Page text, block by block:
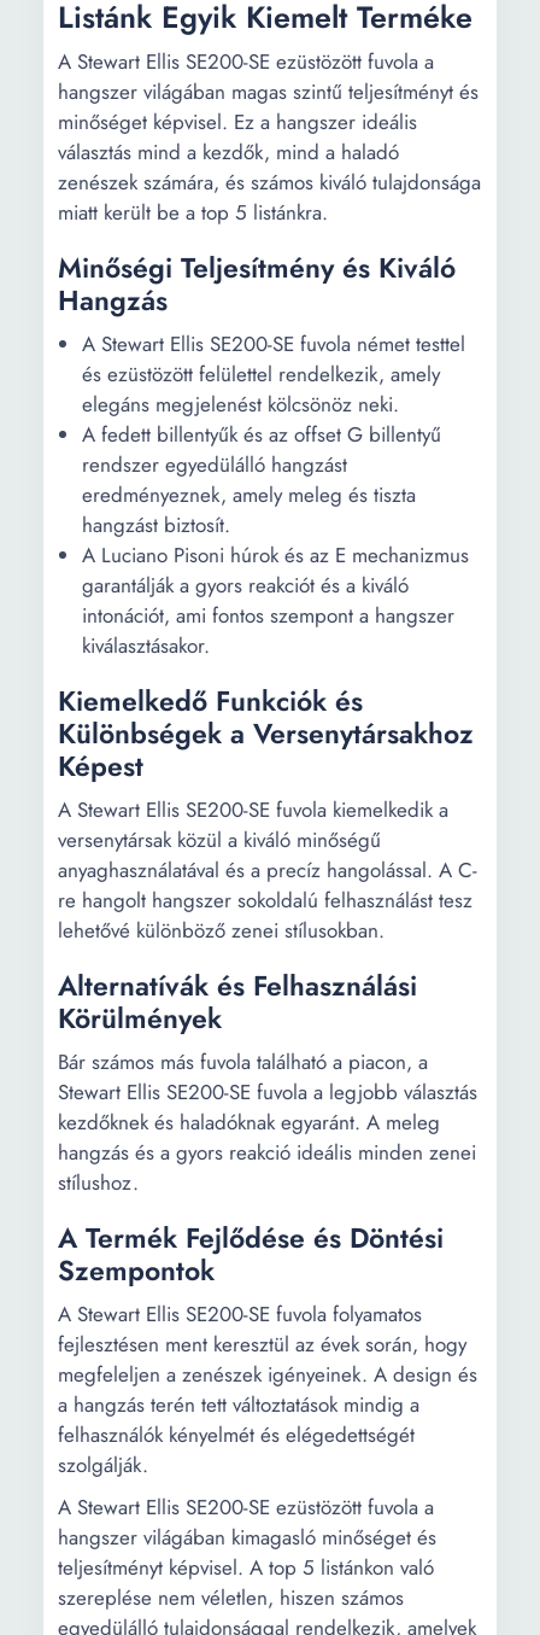
Listánk Egyik Kiemelt Terméke
A Stewart Ellis SE200-SE ezüstözött fuvola a
hangszer világában magas szintű teljesítményt és
minőséget képvisel. Ez a hangszer ideális
választás mind a kezdők, mind a haladó
zenészek számára, és számos kiváló tulajdonsága
miatt került be a top 5 listánkra.
Minőségi Teljesítmény és Kiváló
Hangzás
A Stewart Ellis SE200-SE fuvola német testtel
és ezüstözött felülettel rendelkezik, amely
elegáns megjelenést kölcsönöz neki.
A fedett billentyűk és az offset G billentyű
rendszer egyedülálló hangzást
eredményeznek, amely meleg és tiszta
hangzást biztosít.
A Luciano Pisoni húrok és az E mechanizmus
garantálják a gyors reakciót és a kiváló
intonációt, ami fontos szempont a hangszer
kiválasztásakor.
Kiemelkedő Funkciók és
Különbségek a Versenytársakhoz
Képest
A Stewart Ellis SE200-SE fuvola kiemelkedik a
versenytársak közül a kiváló minőségű
anyaghasználatával és a precíz hangolással. A C-
re hangolt hangszer sokoldalú felhasználást tesz
lehetővé különböző zenei stílusokban.
Alternatívák és Felhasználási
Körülmények
Bár számos más fuvola található a piacon, a
Stewart Ellis SE200-SE fuvola a legjobb választás
kezdőknek és haladóknak egyaránt. A meleg
hangzás és a gyors reakció ideális minden zenei
stílushoz.
A Termék Fejlődése és Döntési
Szempontok
A Stewart Ellis SE200-SE fuvola folyamatos
fejlesztésen ment keresztül az évek során, hogy
megfeleljen a zenészek igényeinek. A design és
a hangzás terén tett változtatások mindig a
felhasználók kényelmét és elégedettségét
szolgálják.
A Stewart Ellis SE200-SE ezüstözött fuvola a
hangszer világában kimagasló minőséget és
teljesítményt képvisel. A top 5 listánkon való
szereplése nem véletlen, hiszen számos
egyedülálló tulajdonsággal rendelkezik, amelyek